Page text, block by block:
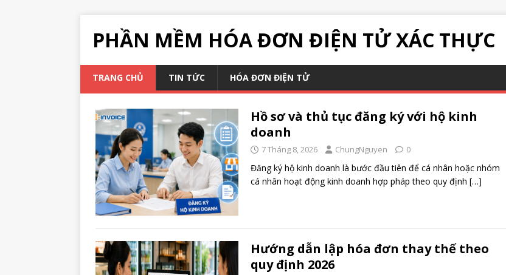
PHẦN MỀM HÓA ĐƠN ĐIỆN TỬ XÁC THỰC
TRANG CHỦ TIN TỨC HÓA ĐƠN ĐIỆN TỬ
Hồ sơ và thủ tục đăng ký với hộ kinh
doanh
7 Tháng 8, 2026 ChungNguyen 0
Đăng ký hộ kinh doanh là bước đầu tiên để cá nhân hoặc nhóm
cá nhân hoạt động kinh doanh hợp pháp theo quy định […]
Hướng dẫn lập hóa đơn thay thế theo
quy định 2026